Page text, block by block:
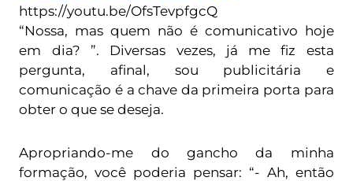
https://youtu.be/OfsTevpfgcQ
“Nossa, mas quem não é comunicativo hoje
em dia? ”. Diversas vezes, já me fiz esta
pergunta, afinal, sou publicitária e
comunicação é a chave da primeira porta para
obter o que se deseja.
Apropriando-me do gancho da minha
formação, você poderia pensar: “- Ah, então